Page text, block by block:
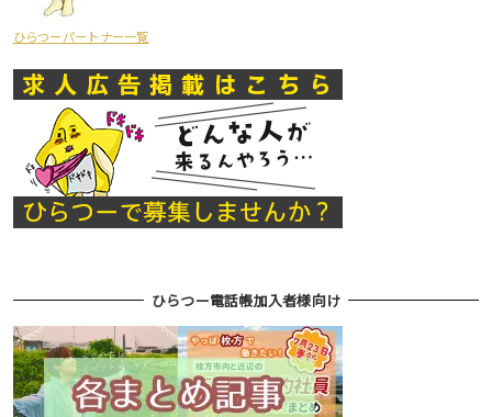
ひらつーパートナー一覧
ひらつー電話帳加入者様向け